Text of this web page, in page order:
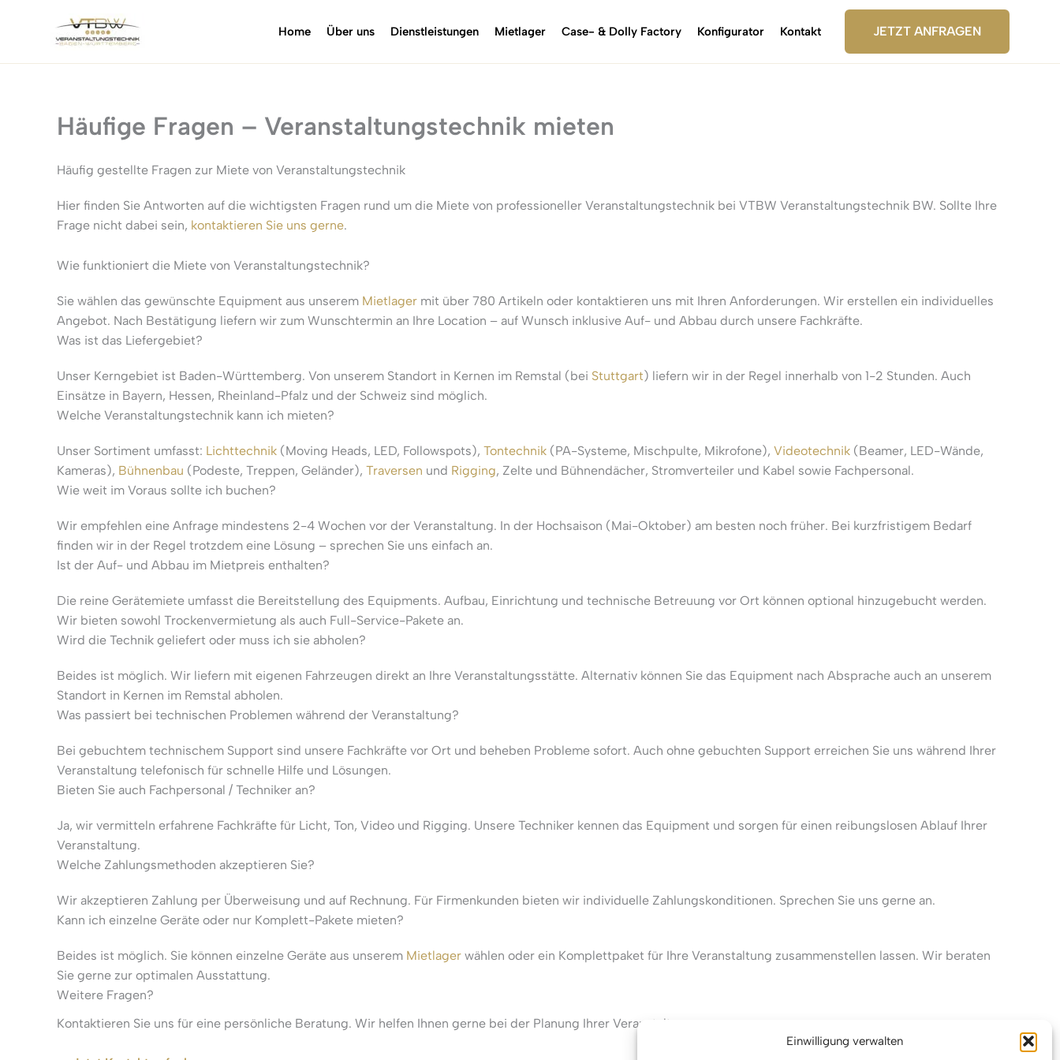
Einwilligung verwalten
Home Über uns Dienstleistungen Mietlager Case- & Dolly Factory Konfigurator Kontakt JETZT ANFRAGEN
Häufige Fragen – Veranstaltungstechnik mieten
Häufig gestellte Fragen zur Miete von Veranstaltungstechnik
Hier finden Sie Antworten auf die wichtigsten Fragen rund um die Miete von professioneller Veranstaltungstechnik bei VTBW Veranstaltungstechnik BW. Sollte Ihre
Frage nicht dabei sein, kontaktieren Sie uns gerne.
Wie funktioniert die Miete von Veranstaltungstechnik?
Sie wählen das gewünschte Equipment aus unserem Mietlager mit über 780 Artikeln oder kontaktieren uns mit Ihren Anforderungen. Wir erstellen ein individuelles
Angebot. Nach Bestätigung liefern wir zum Wunschtermin an Ihre Location – auf Wunsch inklusive Auf- und Abbau durch unsere Fachkräfte.
Was ist das Liefergebiet?
Unser Kerngebiet ist Baden-Württemberg. Von unserem Standort in Kernen im Remstal (bei Stuttgart) liefern wir in der Regel innerhalb von 1-2 Stunden. Auch
Einsätze in Bayern, Hessen, Rheinland-Pfalz und der Schweiz sind möglich.
Welche Veranstaltungstechnik kann ich mieten?
Unser Sortiment umfasst: Lichttechnik (Moving Heads, LED, Followspots), Tontechnik (PA-Systeme, Mischpulte, Mikrofone), Videotechnik (Beamer, LED-Wände,
Kameras), Bühnenbau (Podeste, Treppen, Geländer), Traversen und Rigging, Zelte und Bühnendächer, Stromverteiler und Kabel sowie Fachpersonal.
Wie weit im Voraus sollte ich buchen?
Wir empfehlen eine Anfrage mindestens 2-4 Wochen vor der Veranstaltung. In der Hochsaison (Mai-Oktober) am besten noch früher. Bei kurzfristigem Bedarf
finden wir in der Regel trotzdem eine Lösung – sprechen Sie uns einfach an.
Ist der Auf- und Abbau im Mietpreis enthalten?
Die reine Gerätemiete umfasst die Bereitstellung des Equipments. Aufbau, Einrichtung und technische Betreuung vor Ort können optional hinzugebucht werden.
Wir bieten sowohl Trockenvermietung als auch Full-Service-Pakete an.
Wird die Technik geliefert oder muss ich sie abholen?
Beides ist möglich. Wir liefern mit eigenen Fahrzeugen direkt an Ihre Veranstaltungsstätte. Alternativ können Sie das Equipment nach Absprache auch an unserem
Standort in Kernen im Remstal abholen.
Was passiert bei technischen Problemen während der Veranstaltung?
Bei gebuchtem technischem Support sind unsere Fachkräfte vor Ort und beheben Probleme sofort. Auch ohne gebuchten Support erreichen Sie uns während Ihrer
Veranstaltung telefonisch für schnelle Hilfe und Lösungen.
Bieten Sie auch Fachpersonal / Techniker an?
Ja, wir vermitteln erfahrene Fachkräfte für Licht, Ton, Video und Rigging. Unsere Techniker kennen das Equipment und sorgen für einen reibungslosen Ablauf Ihrer
Veranstaltung.
Welche Zahlungsmethoden akzeptieren Sie?
Wir akzeptieren Zahlung per Überweisung und auf Rechnung. Für Firmenkunden bieten wir individuelle Zahlungskonditionen. Sprechen Sie uns gerne an.
Kann ich einzelne Geräte oder nur Komplett-Pakete mieten?
Beides ist möglich. Sie können einzelne Geräte aus unserem Mietlager wählen oder ein Komplettpaket für Ihre Veranstaltung zusammenstellen lassen. Wir beraten
Sie gerne zur optimalen Ausstattung.
Weitere Fragen?
Kontaktieren Sie uns für eine persönliche Beratung. Wir helfen Ihnen gerne bei der Planung Ihrer Veranstaltung.